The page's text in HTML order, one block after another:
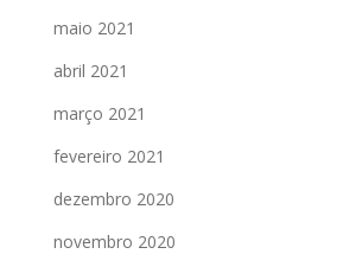
maio 2021
abril 2021
março 2021
fevereiro 2021
dezembro 2020
novembro 2020